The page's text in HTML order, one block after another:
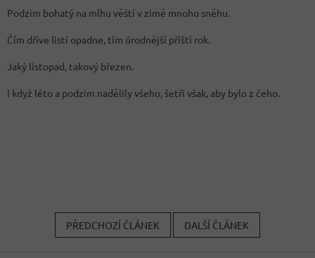
Podzim bohatý na mlhu věští v zimě mnoho sněhu.
Čím dříve listí opadne, tím úrodnější příští rok.
Jaký listopad, takový březen.
I když léto a podzim nadělily všeho, šetři však, aby bylo z čeho.
PŘEDCHOZÍ ČLÁNEK DALŠÍ ČLÁNEK